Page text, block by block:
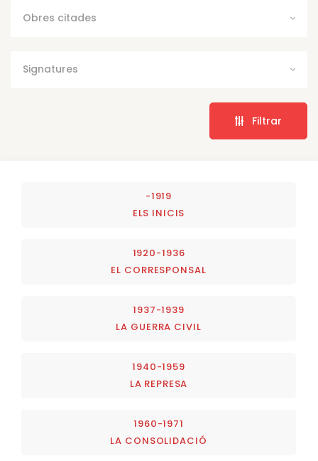
Obres citades
Signatures
Filtrar
-1919
ELS INICIS
1920-1936
EL CORRESPONSAL
1937-1939
LA GUERRA CIVIL
1940-1959
LA REPRESA
1960-1971
LA CONSOLIDACIÓ